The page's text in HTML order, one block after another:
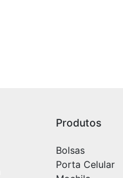
Produtos
Bolsas
Porta Celular